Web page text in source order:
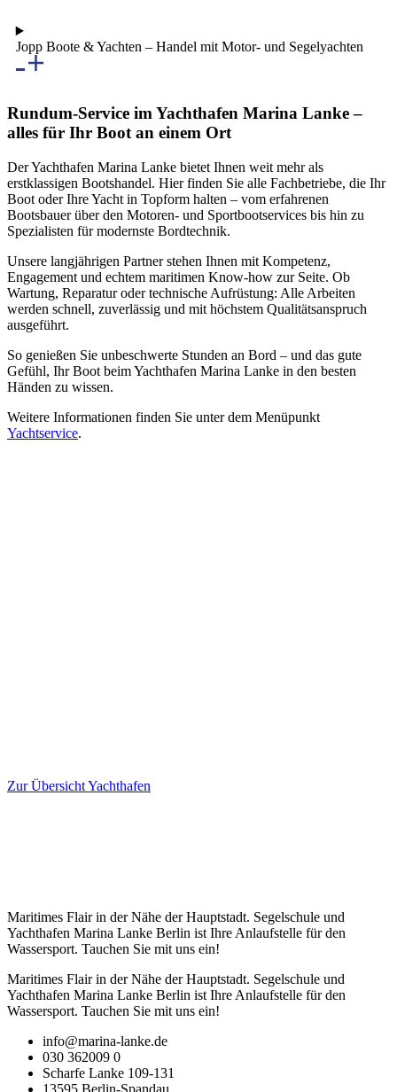
Jopp Boote & Yachten – Handel mit Motor- und Segelyachten
Rundum-Service im Yachthafen Marina Lanke –
alles für Ihr Boot an einem Ort
Der Yachthafen Marina Lanke bietet Ihnen weit mehr als
erstklassigen Bootshandel. Hier finden Sie alle Fachbetriebe, die Ihr
Boot oder Ihre Yacht in Topform halten – vom erfahrenen
Bootsbauer über den Motoren- und Sportbootservices bis hin zu
Spezialisten für modernste Bordtechnik.
Unsere langjährigen Partner stehen Ihnen mit Kompetenz,
Engagement und echtem maritimen Know-how zur Seite. Ob
Wartung, Reparatur oder technische Aufrüstung: Alle Arbeiten
werden schnell, zuverlässig und mit höchstem Qualitätsanspruch
ausgeführt.
So genießen Sie unbeschwerte Stunden an Bord – und das gute
Gefühl, Ihr Boot beim Yachthafen Marina Lanke in den besten
Händen zu wissen.
Weitere Informationen finden Sie unter dem Menüpunkt
Yachtservice.
Zur Übersicht Yachthafen
Maritimes Flair in der Nähe der Hauptstadt. Segelschule und
Yachthafen Marina Lanke Berlin ist Ihre Anlaufstelle für den
Wassersport. Tauchen Sie mit uns ein!
Maritimes Flair in der Nähe der Hauptstadt. Segelschule und
Yachthafen Marina Lanke Berlin ist Ihre Anlaufstelle für den
Wassersport. Tauchen Sie mit uns ein!
info@marina-lanke.de
030 362009 0
Scharfe Lanke 109-131
13595 Berlin-Spandau